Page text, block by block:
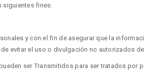
siguientes fines:
y con el fin de asegurar que la
evitar el uso o divulgación no autorizados
ser Transmitidos para ser tratados por